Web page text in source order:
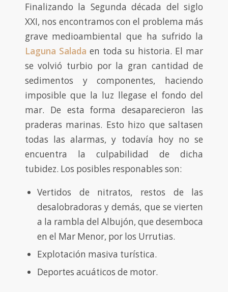
Finalizando la Segunda década del siglo
XXI, nos encontramos con el problema más
grave medioambiental que ha sufrido la
Laguna Salada en toda su historia. El mar
se volvió turbio por la gran cantidad de
sedimentos y componentes, haciendo
imposible que la luz llegase el fondo del
mar. De esta forma desaparecieron las
praderas marinas. Esto hizo que saltasen
todas las alarmas, y todavía hoy no se
encuentra la culpabilidad de dicha
tubidez. Los posibles responables son:
Vertidos de nitratos, restos de las
desalobradoras y demás, que se vierten
a la rambla del Albujón, que desemboca
en el Mar Menor, por los Urrutias.
Explotación masiva turística.
Deportes acuáticos de motor.